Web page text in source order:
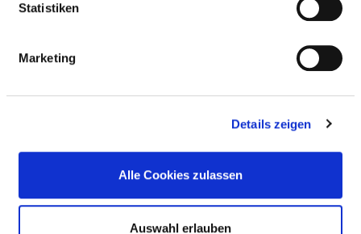
Statistiken
Marketing
Details zeigen
Alle Cookies zulassen
Auswahl erlauben
FACHARZT (M/W/D) INNERE MEDIZIN
23936 Grevesmühlen
Professional field:
Medical service